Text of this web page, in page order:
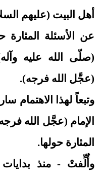
أهل البيت (عليهم
عن الأسئلة المثارة
(صلّى الله عليه
(عجَّل الله فرجه).
وتبعاً لهذا الاهتمام
الإمام (عجَّل الله
المثارة حولها.
وأُلِّفتْ - منذ بدايات